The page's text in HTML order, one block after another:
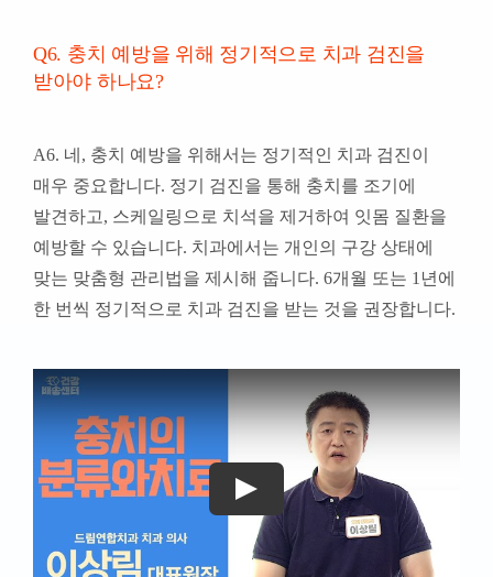
Q6. 충치 예방을 위해 정기적으로 치과 검진을
받아야 하나요?
A6. 네, 충치 예방을 위해서는 정기적인 치과 검진이
매우 중요합니다. 정기 검진을 통해 충치를 조기에
발견하고, 스케일링으로 치석을 제거하여 잇몸 질환을
예방할 수 있습니다. 치과에서는 개인의 구강 상태에
맞는 맞춤형 관리법을 제시해 줍니다. 6개월 또는 1년에
한 번씩 정기적으로 치과 검진을 받는 것을 권장합니다.